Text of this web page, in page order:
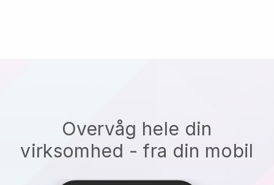
Overvåg hele din
virksomhed - fra din mobil